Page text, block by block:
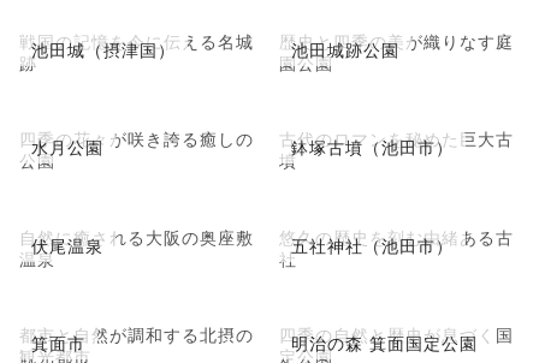
池田城（摂津国）
戦国の記憶を今に伝える名城
跡
池田城跡公園
歴史と四季の美が織りなす庭
園公園
水月公園
四季の花々が咲き誇る癒しの
公園
鉢塚古墳（池田市）
古代のロマンを秘めた巨大古
墳
伏尾温泉
自然に癒される大阪の奥座敷
温泉
五社神社（池田市）
悠久の歴史を刻む由緒ある古
社
箕面市
都市と自然が調和する北摂の
観光都市
明治の森 箕面国定公園
四季の自然と歴史が息づく国
定公園